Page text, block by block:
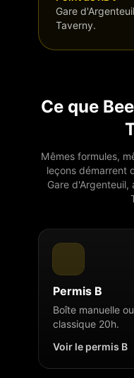
Gare
Taverny.
Ce que
Mêmes formules,
leçons démarrent
Gare
Permis B
Boîte manuelle
classique 20h.
Voir le permis B